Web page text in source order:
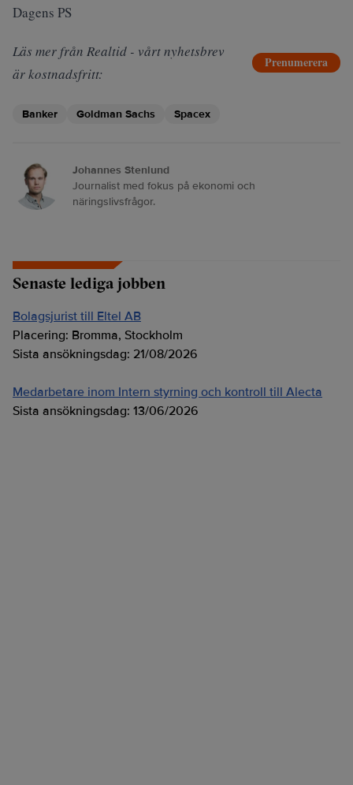
Dagens PS
Läs mer från Realtid - vårt nyhetsbrev
är kostnadsfritt:
Prenumerera
Banker Goldman Sachs Spacex
Johannes Stenlund
Journalist med fokus på ekonomi och
näringslivsfrågor.
Senaste lediga jobben
Bolagsjurist till Eltel AB
Placering: Bromma, Stockholm
Sista ansökningsdag: 21/08/2026
Medarbetare inom Intern styrning och kontroll till Alecta
Sista ansökningsdag: 13/06/2026